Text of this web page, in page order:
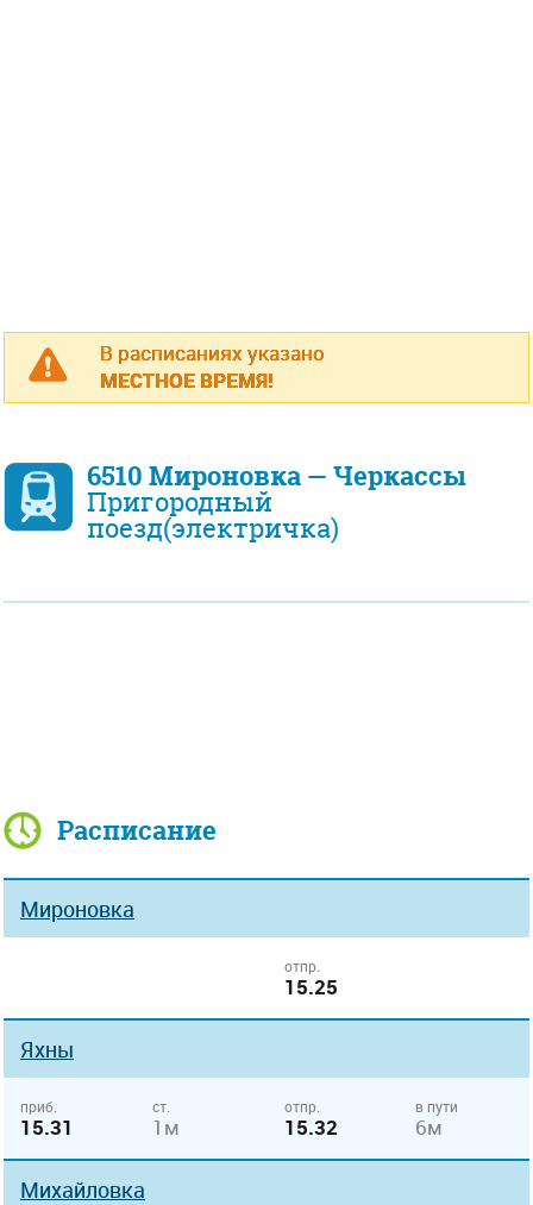
В расписаниях указано
МЕСТНОЕ ВРЕМЯ!
6510 Мироновка — Черкассы
Пригородный
поезд(электричка)
Расписание
Мироновка
отпр.
15.25
Яхны
приб.
15.31
ст.
1м
отпр.
15.32
в пути
6м
Михайловка